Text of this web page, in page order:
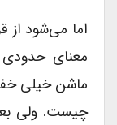
اما می‌شود از
معنای حدودی
ماشن خیلی
چیست. ولی